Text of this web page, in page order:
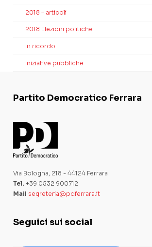
2018 – articoli
2018 Elezioni politiche
In ricordo
Iniziative pubbliche
Partito Democratico Ferrara
Via Bologna, 218 - 44124 Ferrara
Tel. +39 0532 900712
Mail segreteria@pdferrara.it
Seguici sui social